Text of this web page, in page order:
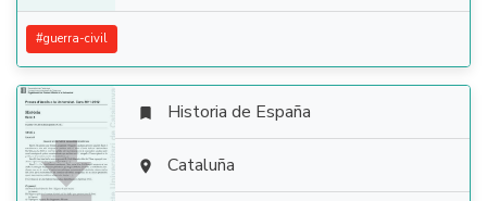
#guerra-civil

 Historia de España
 Cataluña